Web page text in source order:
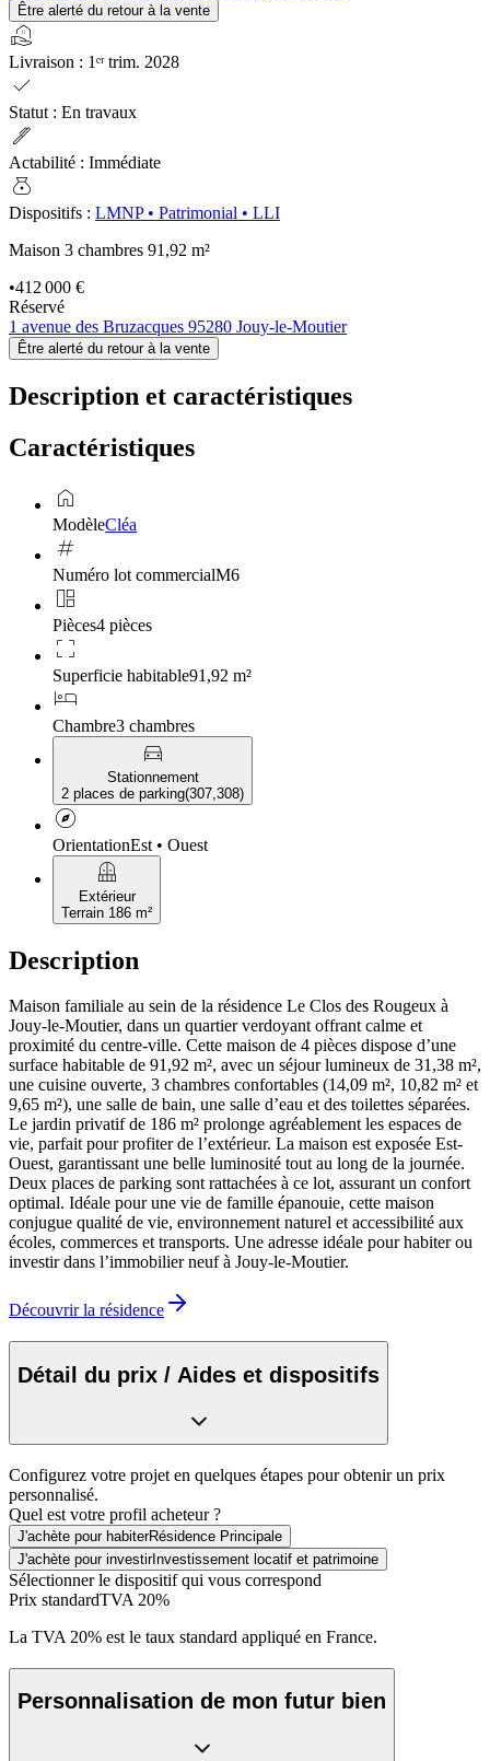
Être alerté du retour à la vente
real_estate_agent
Livraison : 1ᵉʳ trim. 2028
check
Statut : En travaux
ink_pen
Actabilité : Immédiate
money_bag
Dispositifs : LMNP• Patrimonial • LLI
Maison 3 chambres 91,92 m²
•412 000 €
Réservé
1 avenue des Bruzacques 95280 Jouy-le-Moutier
Être alerté du retour à la vente
Description et caractéristiques
Caractéristiques
home
ModèleCléa
tag
Numéro lot commercialM6
auto_awesome_mosaic
Pièces4 pièces
crop_free
Superficie habitable91,92 m²
hotel
Chambre3 chambres
directions_car
Stationnement
2 places de parking(307,308)
explore
OrientationEst • Ouest
balcony
Extérieur
Terrain 186 m²
Description
Maison familiale au sein de la résidence Le Clos des Rougeux à
Jouy-le-Moutier, dans un quartier verdoyant offrant calme et
proximité du centre-ville. Cette maison de 4 pièces dispose d’une
surface habitable de 91,92 m², avec un séjour lumineux de 31,38 m²,
une cuisine ouverte, 3 chambres confortables (14,09 m², 10,82 m² et
9,65 m²), une salle de bain, une salle d’eau et des toilettes séparées.
Le jardin privatif de 186 m² prolonge agréablement les espaces de
vie, parfait pour profiter de l’extérieur. La maison est exposée Est-
Ouest, garantissant une belle luminosité tout au long de la journée.
Deux places de parking sont rattachées à ce lot, assurant un confort
optimal. Idéale pour une vie de famille épanouie, cette maison
conjugue qualité de vie, environnement naturel et accessibilité aux
écoles, commerces et transports. Une adresse idéale pour habiter ou
investir dans l’immobilier neuf à Jouy-le-Moutier.
Découvrir la résidence
Détail du prix / Aides et dispositifs
Configurez votre projet en quelques étapes pour obtenir un prix
personnalisé.
Quel est votre profil acheteur ?
J'achète pour habiterRésidence Principale
J'achète pour investirInvestissement locatif et patrimoine
Sélectionner le dispositif qui vous correspond
Prix standardTVA 20%
La TVA 20% est le taux standard appliqué en France.
Personnalisation de mon futur bien